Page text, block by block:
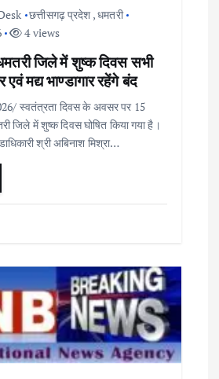
छत्तीसगढ़ प्रदेश ,धमतरी
4 views
जिले में शुष्क दिवस सभी
एवं मद्य भाण्डागार रहेंगे बंद
स्वतंत्रता दिवस के अवसर पर 15
जिले में शुष्क दिवस घोषित किया गया है।
श्री अबिनाश मिश्रा…